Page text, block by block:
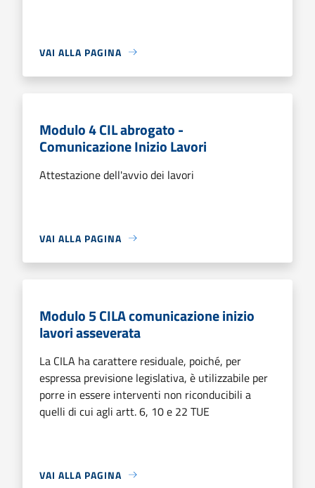
VAI ALLA PAGINA
Modulo 4 CIL abrogato -
Comunicazione Inizio Lavori
Attestazione dell'avvio dei lavori
VAI ALLA PAGINA
Modulo 5 CILA comunicazione inizio
lavori asseverata
La CILA ha carattere residuale, poiché, per
espressa previsione legislativa, è utilizzabile per
porre in essere interventi non riconducibili a
quelli di cui agli artt. 6, 10 e 22 TUE
VAI ALLA PAGINA